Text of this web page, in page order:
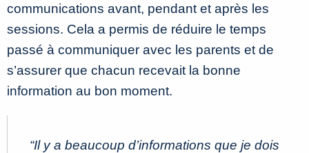
communications avant, pendant et après les
sessions. Cela a permis de réduire le temps
passé à communiquer avec les parents et de
s’assurer que chacun recevait la bonne
information au bon moment.
“Il y a beaucoup d’informations que je dois